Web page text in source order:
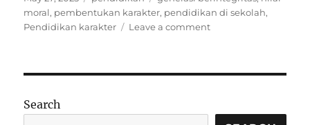
on
moral, pembentukan karakter, pendidikan di sekolah,
Pendidikan karakter
Leave a commenton
Generasi
Search